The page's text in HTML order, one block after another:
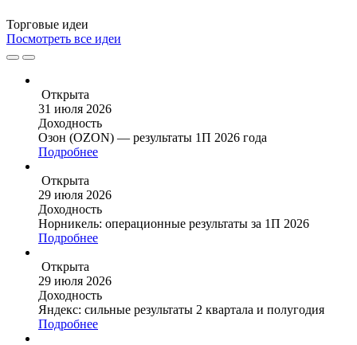
Торговые идеи
Посмотреть все идеи
Открыта
31 июля 2026
Доходность
Озон (OZON) — результаты 1П 2026 года
Подробнее
Открыта
29 июля 2026
Доходность
Норникель: операционные результаты за 1П 2026
Подробнее
Открыта
29 июля 2026
Доходность
Яндекс: сильные результаты 2 квартала и полугодия
Подробнее